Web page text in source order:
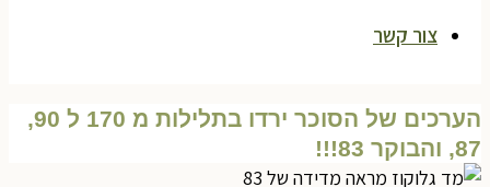
צור קשר
הערכים של הסוכר ירדו בתלילות מ 170 ל 90,
87, והבוקר 83!!!